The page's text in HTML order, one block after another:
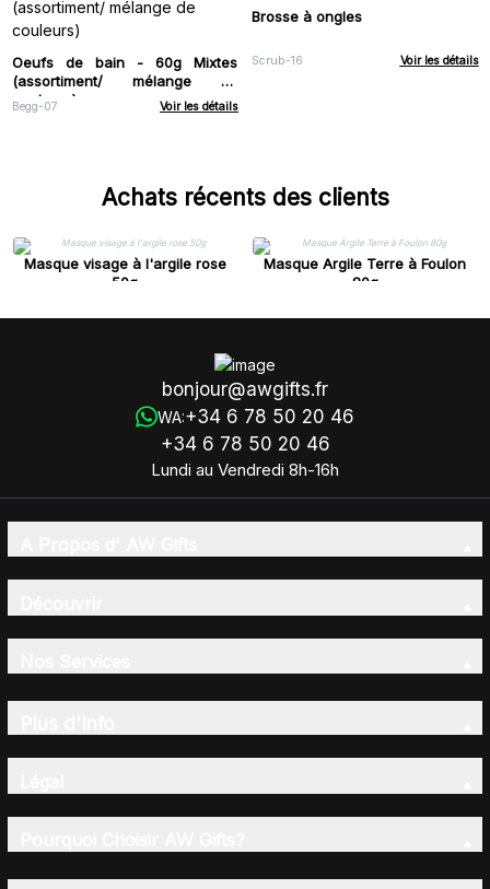
Oeufs de bain - 60g Mixtes
(assortiment/ mélange de
couleurs)
Begg-07 Voir les détails
Brosse à ongles
Scrub-16 Voir les détails
Achats récents des clients
Masque visage à l'argile rose
50g
Masque Argile Terre à Foulon
80g
bonjour@awgifts.fr
WA:+34 6 78 50 20 46
+34 6 78 50 20 46
Lundi au Vendredi 8h-16h